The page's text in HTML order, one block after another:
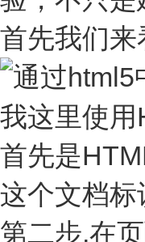
首先我们来
我这里使
首先是
这个文档
第二步,在